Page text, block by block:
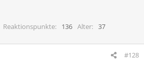
Reaktionspunkte 136 Alter
37
#128